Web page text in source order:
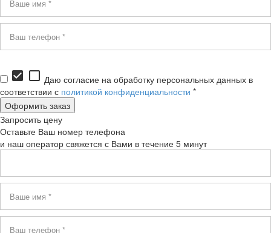
check_box check_box_outline_blank Даю согласие на обработку персональных данных в
соответствии с политикой конфиденциальности *
Запросить цену
Оставьте Ваш номер телефона
и наш оператор свяжется с Вами в течение 5 минут